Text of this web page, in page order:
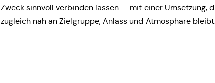
Zweck sinn­voll ver­bin­den lassen — mit einer Umset­zung,
zugleich nah an Ziel­grup­pe, Anlass und Atmo­sphä­re